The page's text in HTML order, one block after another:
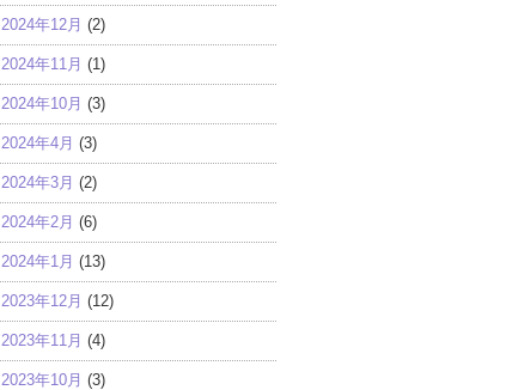
2024年12月 (2)
2024年11月 (1)
2024年10月 (3)
2024年4月 (3)
2024年3月 (2)
2024年2月 (6)
2024年1月 (13)
2023年12月 (12)
2023年11月 (4)
2023年10月 (3)